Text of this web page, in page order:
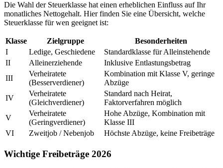
Die Wahl der Steuerklasse hat einen erheblichen Einfluss auf Ihr
monatliches Nettogehalt. Hier finden Sie eine Übersicht, welche
Steuerklasse für wen geeignet ist:
Klasse Zielgruppe
Besonderheiten
I
Ledige, Geschiedene
Standardklasse für Alleinstehende
II
Alleinerziehende
Inklusive Entlastungsbetrag
III
Verheiratete
(Besserverdiener)
Kombination mit Klasse V, geringe
Abzüge
IV
Verheiratete
(Gleichverdiener)
Standard nach Heirat,
Faktorverfahren möglich
V
Verheiratete
(Geringverdiener)
Hohe Abzüge, Kombination mit
Klasse III
VI
Zweitjob / Nebenjob Höchste Abzüge, keine Freibeträge
Wichtige Freibeträge 2026